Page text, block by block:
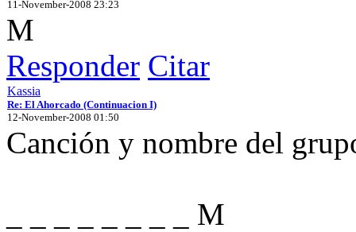
11-November-2008 23:23
M
Responder Citar
Kassia
Re: El Ahorcado (Continuacion I)
12-November-2008 01:50
Canción y nombre del
_ _ _ _ _ _ _ _ M